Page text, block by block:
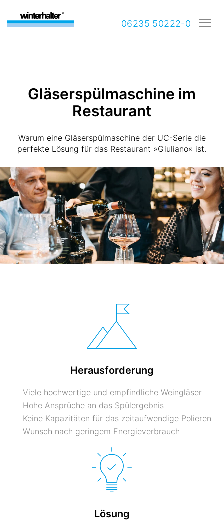
06235 50222-0
Gläserspülmaschine im
Restaurant
Warum eine Gläserspülmaschine der UC-Serie die
perfekte Lösung für das Restaurant »Giuliano« ist.
Herausforderung
Viele hochwertige und empfindliche Weingläser
Hohe Ansprüche an das Spülergebnis
Keine Kapazitäten für das zeitaufwendige Polieren
Wunsch nach geringem Energieverbrauch
Lösung